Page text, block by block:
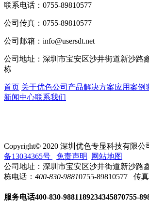
联系电话： 0755-89810577
公司传真： 0755-89810577
公司邮箱： info@usersdt.net
公司地址： 深圳市宝安区沙井街道新沙路
栋
首页 关于优色公司产品解决方案应用案例
新闻中心联系我们
Copyright© 2020 深圳优色专显科技有限公
备13034365号
免责声明
网站地图
公司地址：深圳市宝安区沙井街道新沙路
栋电话： 400-830-98810755-89810577 传
服务电话400-830-9881189234345870755-